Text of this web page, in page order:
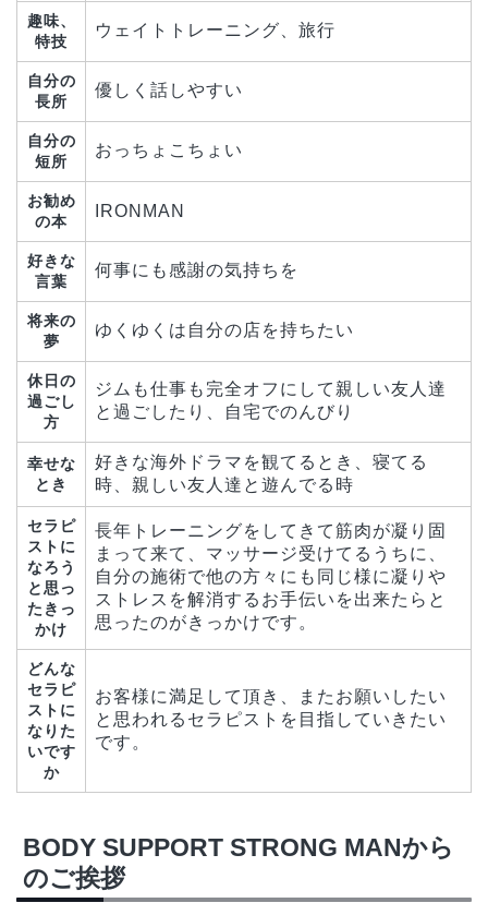
趣味、
特技
ウェイトトレーニング、旅行
自分の
長所
優しく話しやすい
自分の
短所
おっちょこちょい
お勧め
の本
IRONMAN
好きな
言葉
何事にも感謝の気持ちを
将来の
夢
ゆくゆくは自分の店を持ちたい
休日の
過ごし
方
ジムも仕事も完全オフにして親しい友人達
と過ごしたり、自宅でのんびり
幸せな
とき
好きな海外ドラマを観てるとき、寝てる
時、親しい友人達と遊んでる時
セラピ
ストに
なろう
と思っ
たきっ
かけ
長年トレーニングをしてきて筋肉が凝り固
まって来て、マッサージ受けてるうちに、
自分の施術で他の方々にも同じ様に凝りや
ストレスを解消するお手伝いを出来たらと
思ったのがきっかけです。
どんな
セラピ
ストに
なりた
いです
か
お客様に満足して頂き、またお願いしたい
と思われるセラピストを目指していきたい
です。
BODY SUPPORT STRONG MANから
のご挨拶